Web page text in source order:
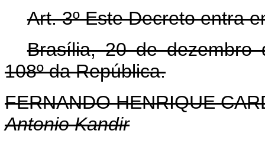
Art. 3º Este Decreto entra
Brasília, 20 de dezembro
108º da República.
FERNANDO HENRIQUE
Antonio Kandir